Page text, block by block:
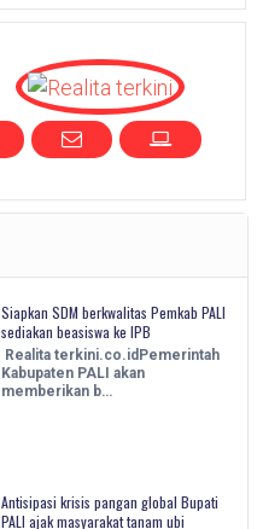
Siapkan SDM berkwalitas Pemkab PALI
sediakan beasiswa ke IPB
Realita terkini.co.idPemerintah
Kabupaten PALI akan
memberikan b…
Antisipasi krisis pangan global Bupati
PALI ajak masyarakat tanam ubi